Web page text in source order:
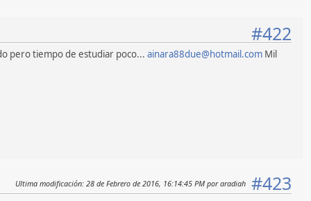
#422
pero tiempo de estudiar poco... ainara88due@hotmail.com Mil
#423
Ultima modificación: 28 de Febrero de 2016, 16:14:45 PM por aradiah